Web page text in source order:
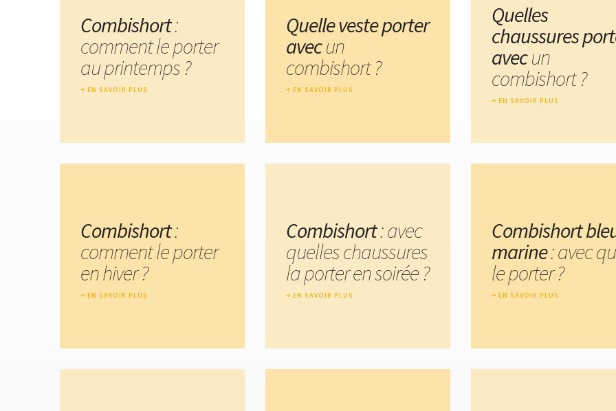
Combishort:
comment le porter
au printemps ?
EN SAVOIR PLUS
Quelle veste porter
avecun
combishort ?
EN SAVOIR PLUS
Quelles
chaussures
avecun
combishort ?
EN SAVOIR PLUS
Combishort:
comment le porter
en hiver ?
EN SAVOIR PLUS
Combishort: avec
quelles chaussures
la porter en soirée ?
EN SAVOIR PLUS
Combishort
marine: avec
le porter ?
EN SAVOIR PLUS